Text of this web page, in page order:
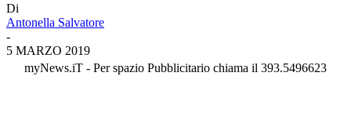
Di
Antonella Salvatore
-
5 MARZO 2019
myNews.iT - Per spazio Pubblicitario chiama il 393.5496623